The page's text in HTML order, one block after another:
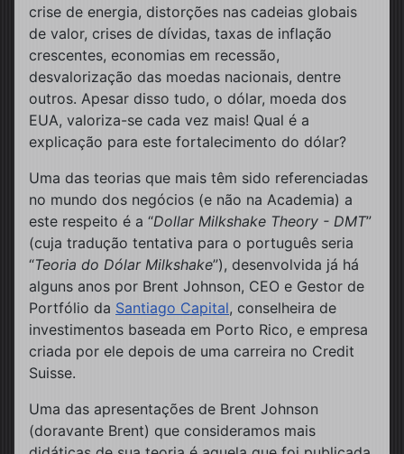
crise de energia, distorções nas cadeias globais
de valor, crises de dívidas, taxas de inflação
crescentes, economias em recessão,
desvalorização das moedas nacionais, dentre
outros. Apesar disso tudo, o dólar, moeda dos
EUA, valoriza-se cada vez mais! Qual é a
explicação para este fortalecimento do dólar?
Uma das teorias que mais têm sido referenciadas
no mundo dos negócios (e não na Academia) a
este respeito é a “Dollar Milkshake Theory - DMT”
(cuja tradução tentativa para o português seria
“Teoria do Dólar Milkshake”), desenvolvida já há
alguns anos por Brent Johnson, CEO e Gestor de
Portfólio da Santiago Capital, conselheira de
investimentos baseada em Porto Rico, e empresa
criada por ele depois de uma carreira no Credit
Suisse.
Uma das apresentações de Brent Johnson
(doravante Brent) que consideramos mais